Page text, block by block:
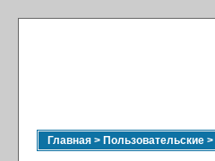
Главная > Пользовательские >